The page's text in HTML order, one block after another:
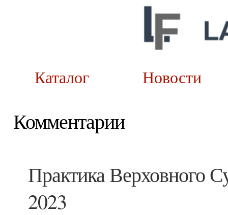
Каталог
Комментарии
Практика Верховного
2023